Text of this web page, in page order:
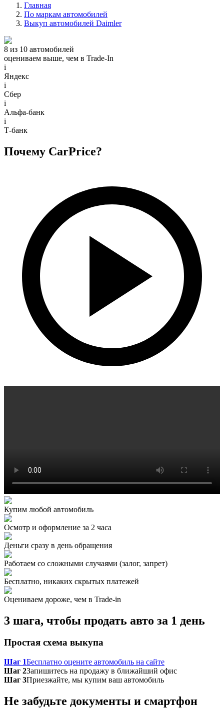
Главная
По маркам автомобилей
Выкуп автомобилей Daimler
8 из 10 автомобилей
оцениваем выше, чем в Trade‑In
i
Яндекс
i
Сбер
i
Альфа-банк
i
Т-банк
Почему CarPrice?
Купим любой автомобиль
Осмотр и оформление за 2 часа
Деньги сразу в день обращения
Работаем со сложными случаями (залог, запрет)
Бесплатно, никаких скрытых платежей
Оцениваем дороже, чем в Trade‑in
3 шага, чтобы продать авто за 1 день
Простая схема выкупа
Шаг 1Бесплатно оцените автомобиль на сайте
Шаг 2Запишитесь на продажу в ближайший офис
Шаг 3Приезжайте, мы купим ваш автомобиль
Не забудьте документы и смартфон